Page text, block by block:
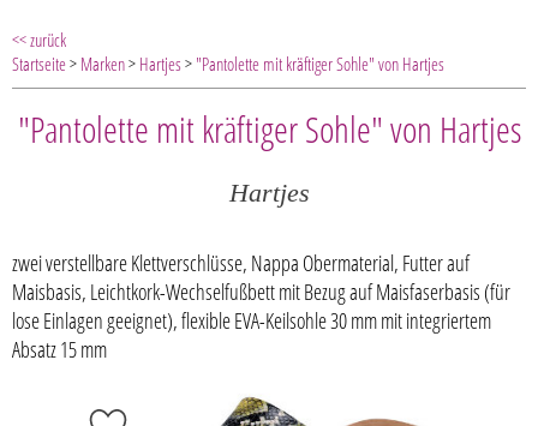
<< zurück
Startseite> Marken> Hartjes> "Pantolette mit kräftiger Sohle" von Hartjes
"Pantolette mit kräftiger Sohle" von Hartjes
Hartjes
zwei verstellbare Klettverschlüsse, Nappa Obermaterial, Futter auf
Maisbasis, Leichtkork-Wechselfußbett mit Bezug auf Maisfaserbasis (für
lose Einlagen geeignet), flexible EVA-Keilsohle 30 mm mit integriertem
Absatz 15 mm